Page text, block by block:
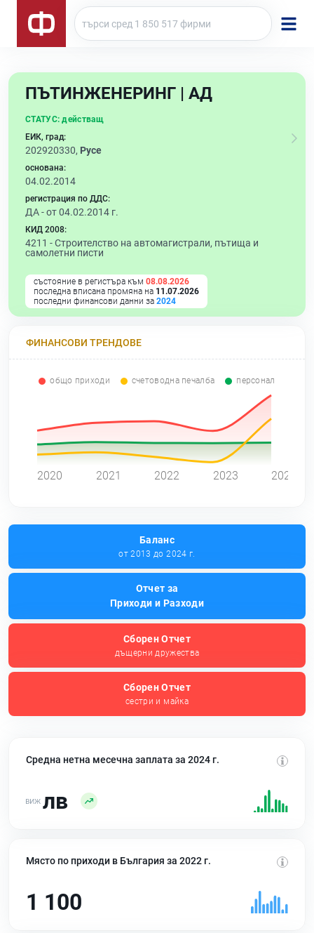
ПЪТИНЖЕНЕРИНГ | АД
СТАТУС: действащ
ЕИК, град:
202920330, Русе
основана:
04.02.2014
регистрация по ДДС:
ДА - от 04.02.2014 г.
КИД 2008:
4211 -Строителство на автомагистрали, пътища и
самолетни писти
състояние в регистъра към 08.08.2026
последна вписана промяна на 11.07.2026
последни финансови данни за 2024
ФИНАНСОВИ ТРЕНДОВЕ
общо приходи счетоводна печалба персонал
2020 2021 2022 2023 2024
Баланс
от 2013 до 2024 г.
Отчет за
Приходи и Разходи
Сборен Отчет
дъщерни дружества
Сборен Отчет
сестри и майка
Средна нетна месечна заплата за 2024 г.
лв
Място по приходи в България за 2022 г.
1 100